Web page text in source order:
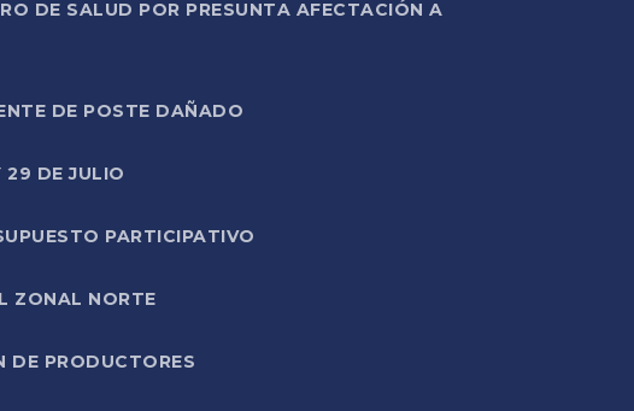
DE SALUD POR PRESUNTA AFECTACIÓN A
DE POSTE DAÑADO
29 DE JULIO
PARTICIPATIVO
ZONAL NORTE
DE PRODUCTORES